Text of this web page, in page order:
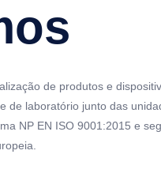
de produtos e
de laboratório junto das
NP EN ISO 9001:2015 e